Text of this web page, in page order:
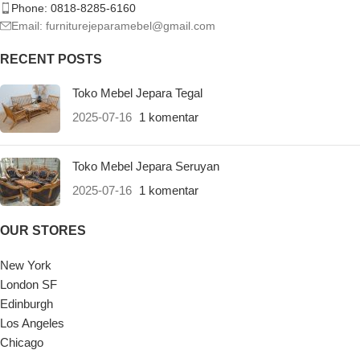
Phone: 0818-8285-6160
Email: furniturejeparamebel@gmail.com
RECENT POSTS
Toko Mebel Jepara Tegal
2025-07-16 1 komentar
Toko Mebel Jepara Seruyan
2025-07-16 1 komentar
OUR STORES
New York
London SF
Edinburgh
Los Angeles
Chicago